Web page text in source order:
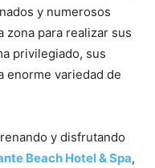
y numerosos
para realizar sus
privilegiado, sus
enorme variedad de
y disfrutando
Beach Hotel & Spa,